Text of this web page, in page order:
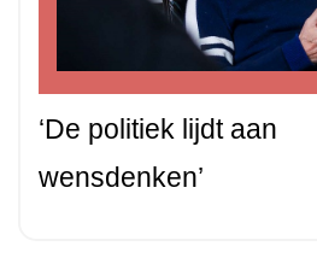
‘De politiek lijdt aan
wensdenken’